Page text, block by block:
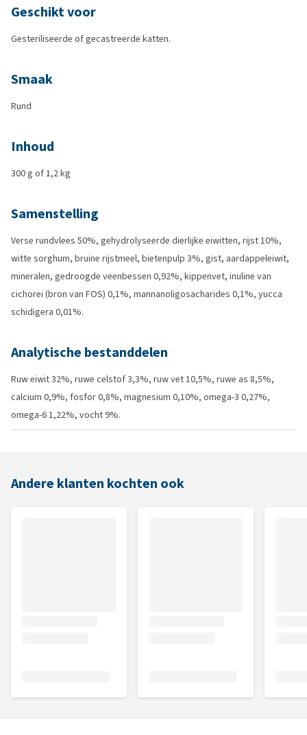
Geschikt voor
Gesteriliseerde of gecastreerde katten.
Smaak
Rund
Inhoud
300 g of 1,2 kg
Samenstelling
Verse rundvlees 50%, gehydrolyseerde dierlijke eiwitten, rijst 10%,
witte sorghum, bruine rijstmeel, bietenpulp 3%, gist, aardappeleiwit,
mineralen, gedroogde veenbessen 0,92%, kippenvet, inuline van
cichorei (bron van FOS) 0,1%, mannanoligosacharides 0,1%, yucca
schidigera 0,01%.
Analytische bestanddelen
Ruw eiwit 32%, ruwe celstof 3,3%, ruw vet 10,5%, ruwe as 8,5%,
calcium 0,9%, fosfor 0,8%, magnesium 0,10%, omega-3 0,27%,
omega-6 1,22%, vocht 9%.
Andere klanten kochten ook